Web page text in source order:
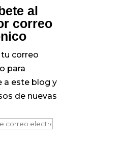
al
correo
correo
para
a este blog y
de nuevas